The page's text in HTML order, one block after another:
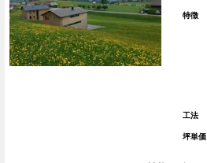
特徴
工法
坪単価